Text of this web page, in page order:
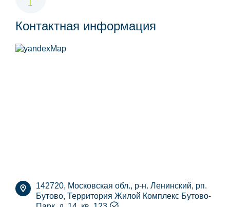
Контактная информация
142720, Московская обл., р-н. Ленинский, рп.
Бутово, Территория Жилой Комплекс Бутово-